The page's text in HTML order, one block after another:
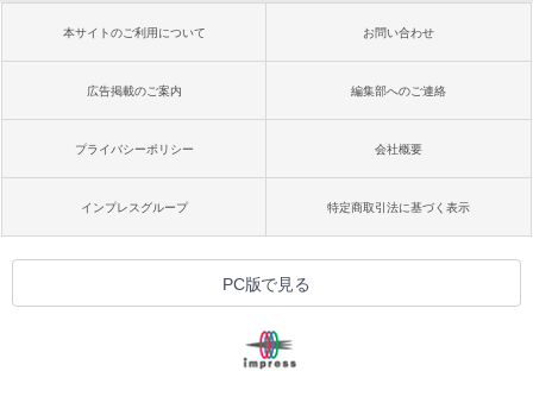
本サイトのご利用について お問い合わせ
広告掲載のご案内 編集部へのご連絡
プライバシーポリシー 会社概要
インプレスグループ 特定商取引法に基づく表示
PC版で見る